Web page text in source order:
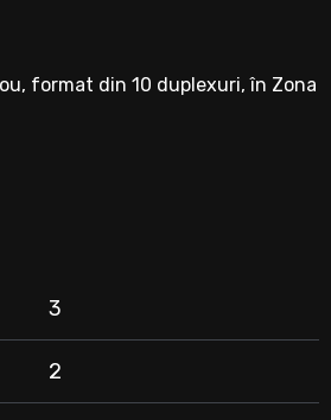
format din 10 duplexuri, în Zona
3
2